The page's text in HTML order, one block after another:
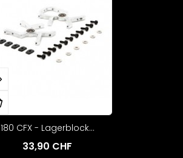
180 CFX - Lagerblock...
33,90 CHF